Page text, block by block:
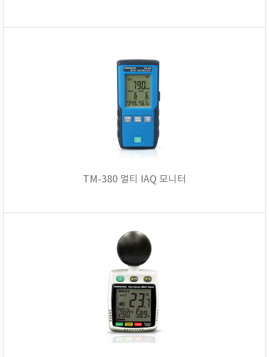
TM-380 멀티 IAQ 모니터